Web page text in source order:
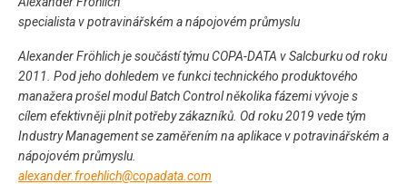
specialista v potravinářském a nápojovém průmyslu
Alexander Fröhlich je součástí týmu COPA-DATA v Salcburku od roku
2011. Pod jeho dohledem ve funkci technického produktového
manažera prošel modul Batch Control několika fázemi vývoje s
cílem efektivněji plnit potřeby zákazníků. Od roku 2019 vede tým
Industry Management se zaměřením na aplikace v potravinářském a
nápojovém průmyslu.
alexander.froehlich@copadata.com